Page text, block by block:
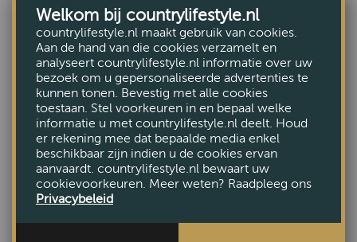
Welkom bij countrylifestyle.nl
countrylifestyle.nl maakt gebruik van cookies.
Aan de hand van die cookies verzamelt en
analyseert countrylifestyle.nl informatie over uw
bezoek om u gepersonaliseerde advertenties te
kunnen tonen. Bevestig met alle cookies
toestaan. Stel voorkeuren in en bepaal welke
informatie u met countrylifestyle.nl deelt. Houd
er rekening mee dat bepaalde media enkel
beschikbaar zijn indien u de cookies ervan
aanvaardt. countrylifestyle.nl bewaart uw
cookievoorkeuren. Meer weten? Raadpleeg ons
Privacybeleid